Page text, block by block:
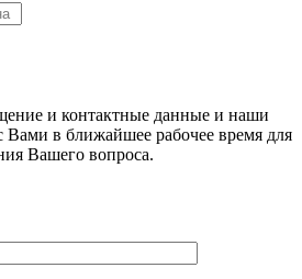
и контактные данные и наши
Вами в ближайшее рабочее время для
Вашего вопроса.